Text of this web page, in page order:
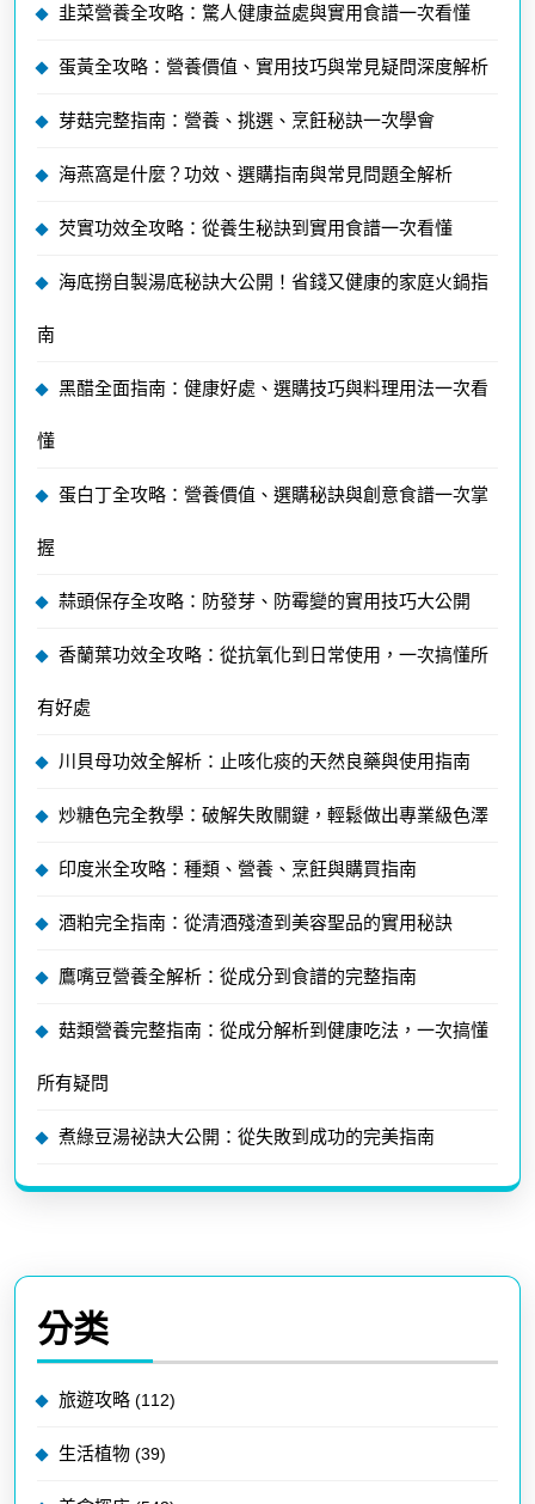
韭菜營養全攻略：驚人健康益處與實用食譜一次看懂
蛋黃全攻略：營養價值、實用技巧與常見疑問深度解析
芽菇完整指南：營養、挑選、烹飪秘訣一次學會
海燕窩是什麼？功效、選購指南與常見問題全解析
芡實功效全攻略：從養生秘訣到實用食譜一次看懂
海底撈自製湯底秘訣大公開！省錢又健康的家庭火鍋指
南
黑醋全面指南：健康好處、選購技巧與料理用法一次看
懂
蛋白丁全攻略：營養價值、選購秘訣與創意食譜一次掌
握
蒜頭保存全攻略：防發芽、防霉變的實用技巧大公開
香蘭葉功效全攻略：從抗氧化到日常使用，一次搞懂所
有好處
川貝母功效全解析：止咳化痰的天然良藥與使用指南
炒糖色完全教學：破解失敗關鍵，輕鬆做出專業級色澤
印度米全攻略：種類、營養、烹飪與購買指南
酒粕完全指南：從清酒殘渣到美容聖品的實用秘訣
鷹嘴豆營養全解析：從成分到食譜的完整指南
菇類營養完整指南：從成分解析到健康吃法，一次搞懂
所有疑問
煮綠豆湯祕訣大公開：從失敗到成功的完美指南
分类
旅遊攻略 (112)
生活植物 (39)